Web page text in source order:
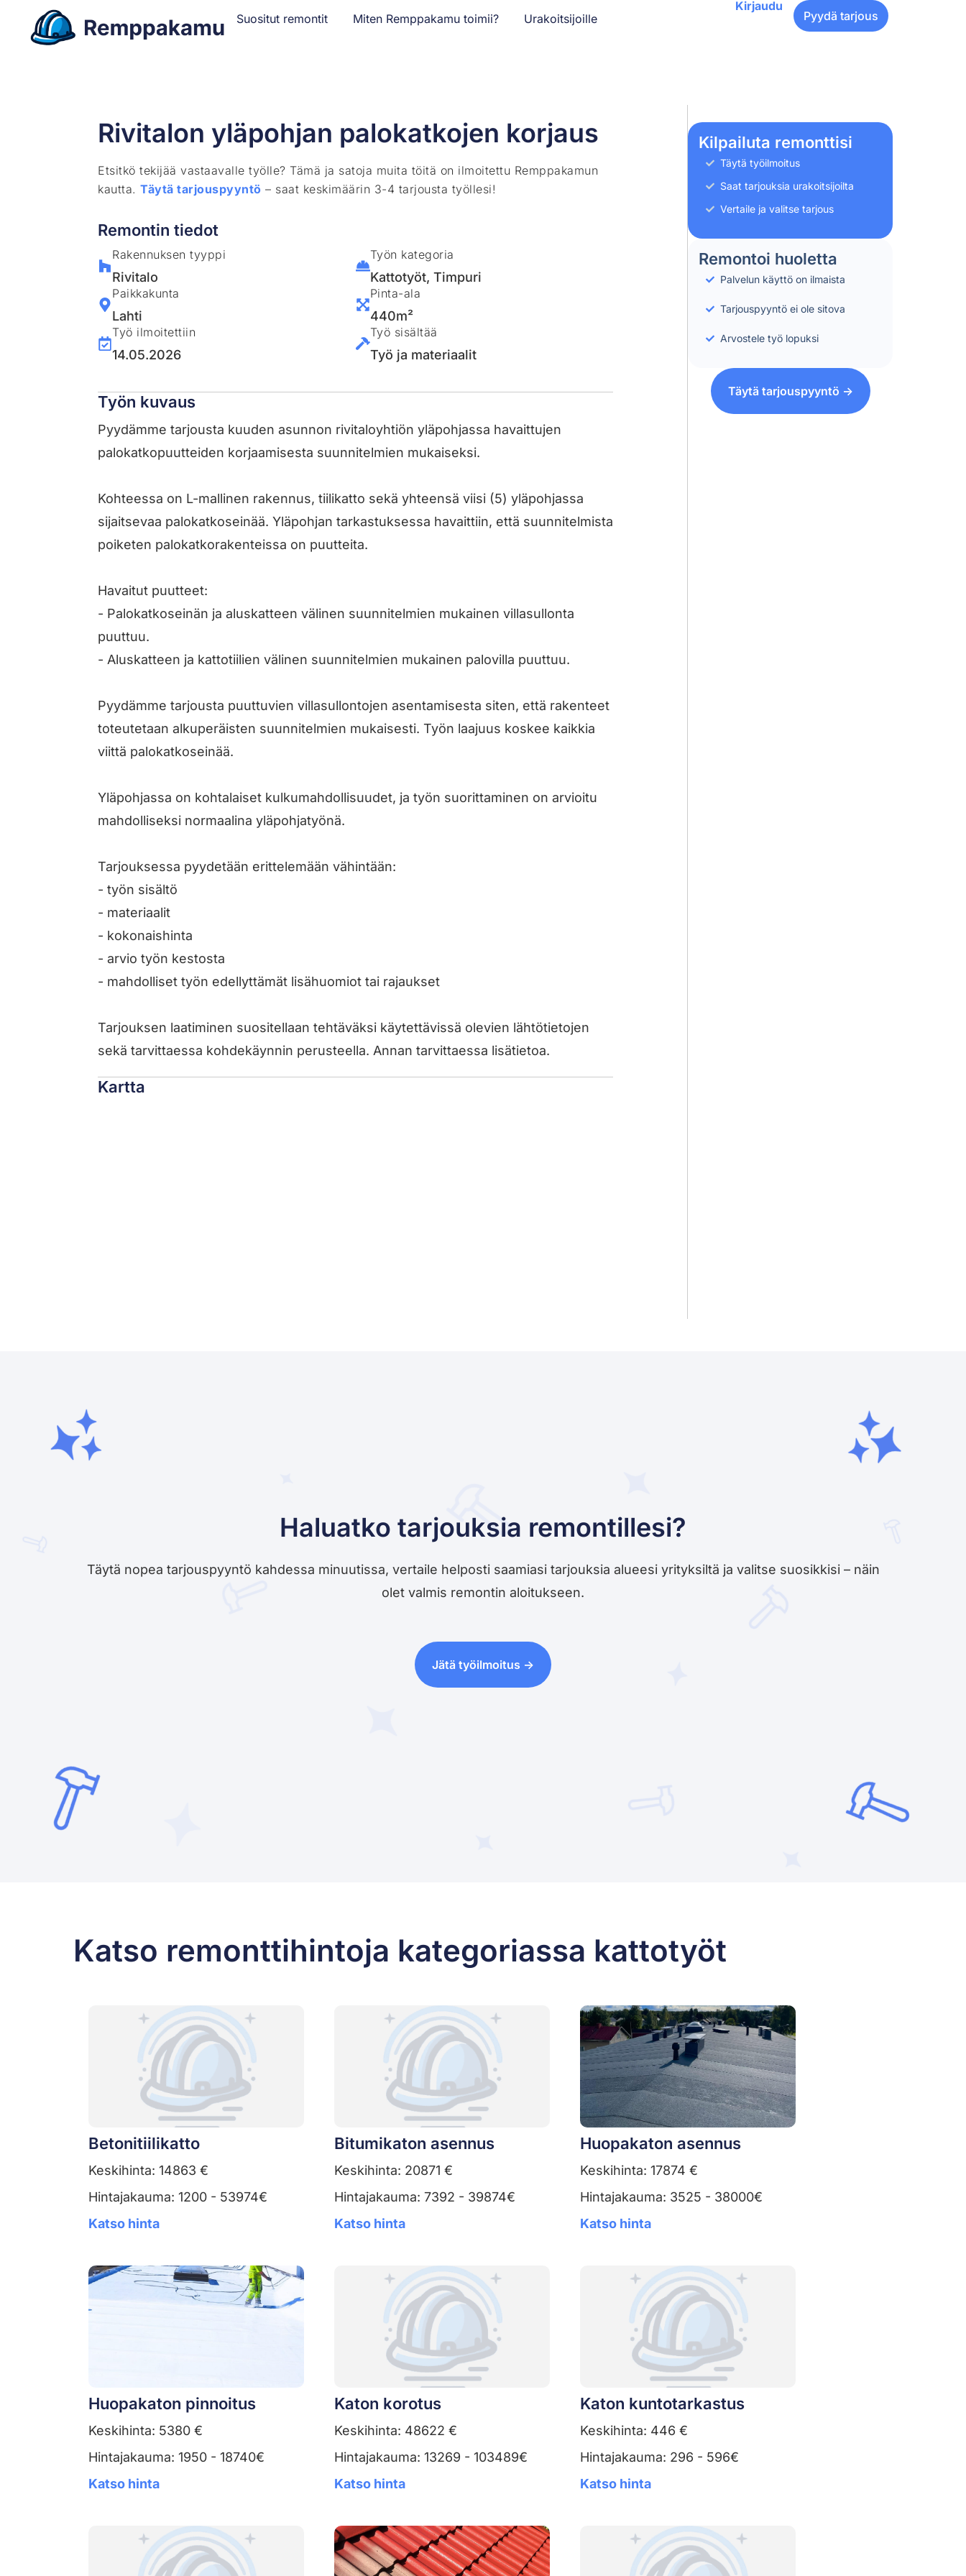
Suositut remontit Miten Remppakamu toimii? Urakoitsijoille
Kirjaudu
Pyydä tarjous
Rivitalon yläpohjan palokatkojen korjaus
Etsitkö tekijää vastaavalle työlle? Tämä ja satoja muita töitä on ilmoitettu Remppakamun
kautta.Täytä tarjouspyyntö – saat keskimäärin 3-4 tarjousta työllesi!
Remontin tiedot
Rakennuksen tyyppi
Rivitalo
Paikkakunta
Lahti
Työ ilmoitettiin
14.05.2026
Työn kategoria
Kattotyöt, Timpuri
Pinta-ala
440m²
Työ sisältää
Työ ja materiaalit
Työn kuvaus
Pyydämme tarjousta kuuden asunnon rivitaloyhtiön yläpohjassa havaittujen
palokatkopuutteiden korjaamisesta suunnitelmien mukaiseksi.
Kohteessa on L-mallinen rakennus, tiilikatto sekä yhteensä viisi (5) yläpohjassa
sijaitsevaa palokatkoseinää. Yläpohjan tarkastuksessa havaittiin, että suunnitelmista
poiketen palokatkorakenteissa on puutteita.
Havaitut puutteet:
- Palokatkoseinän ja aluskatteen välinen suunnitelmien mukainen villasullonta
puuttuu.
- Aluskatteen ja kattotiilien välinen suunnitelmien mukainen palovilla puuttuu.
Pyydämme tarjousta puuttuvien villasullontojen asentamisesta siten, että rakenteet
toteutetaan alkuperäisten suunnitelmien mukaisesti. Työn laajuus koskee kaikkia
viittä palokatkoseinää.
Yläpohjassa on kohtalaiset kulkumahdollisuudet, ja työn suorittaminen on arvioitu
mahdolliseksi normaalina yläpohjatyönä.
Tarjouksessa pyydetään erittelemään vähintään:
- työn sisältö
- materiaalit
- kokonaishinta
- arvio työn kestosta
- mahdolliset työn edellyttämät lisähuomiot tai rajaukset
Tarjouksen laatiminen suositellaan tehtäväksi käytettävissä olevien lähtötietojen
sekä tarvittaessa kohdekäynnin perusteella. Annan tarvittaessa lisätietoa.
Kartta
Kilpailuta remonttisi
Täytä työilmoitus
Saat tarjouksia urakoitsijoilta
Vertaile ja valitse tarjous
Remontoi huoletta
Palvelun käyttö on ilmaista
Tarjouspyyntö ei ole sitova
Arvostele työ lopuksi
Täytä tarjouspyyntö ->
Haluatko tarjouksia remontillesi?
Täytä nopea tarjouspyyntö kahdessa minuutissa, vertaile helposti saamiasi tarjouksia alueesi yrityksiltä ja valitse suosikkisi – näin
olet valmis remontin aloitukseen.
Jätä työilmoitus ->
Katso remonttihintoja kategoriassa kattotyöt
Betonitiilikatto
Keskihinta: 14863 €
Hintajakauma: 1200 - 53974€
Katso hinta
Bitumikaton asennus
Keskihinta: 20871 €
Hintajakauma: 7392 - 39874€
Katso hinta
Huopakaton asennus
Keskihinta: 17874 €
Hintajakauma: 3525 - 38000€
Katso hinta
Huopakaton pinnoitus
Keskihinta: 5380 €
Hintajakauma: 1950 - 18740€
Katso hinta
Katon korotus
Keskihinta: 48622 €
Hintajakauma: 13269 - 103489€
Katso hinta
Katon kuntotarkastus
Keskihinta: 446 €
Hintajakauma: 296 - 596€
Katso hinta